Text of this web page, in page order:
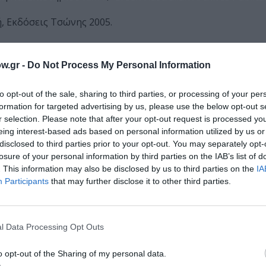
- Do Not Process My Personal Information
opt-out of the sale, sharing to third parties, or processing of your
for targeted advertising by us, please use the below opt-out
selection. Please note that after your opt-out request is processed
interest-based ads based on personal information utilized by us
to third parties prior to your opt-out. You may separately
of your personal information by third parties on the IAB’s list of
This information may also be disclosed by us to third parties on the
Participants that may further disclose it to other third parties.
Data Processing Opt Outs
opt-out of the Sharing of my personal data.
Τσώνης 2005.
Melbourne, Δίγλωσση Ποιητική Συλλογή, Εκδόσεις
2013.
λέγαμε παλιά στη Ζάκυνθο, στην ιστοσελίδα Στον
νου μου ένα παλιό περιστατικό, συνέβη πριν από τους
τη φορά, αλλά στη Μπόχαλη που εφημέρευε ο
συνεχόμενο με την εκκλησία και με ψηλά μουράγια στα
χωρίς να χρειάζεται να βγούμε έξω. Το